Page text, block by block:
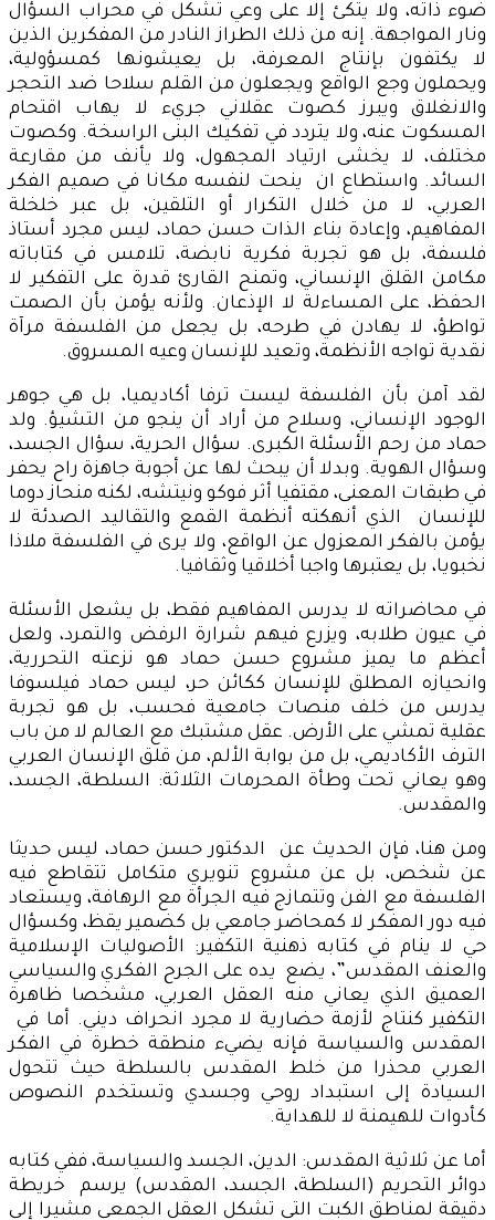
ضوء ذاته، ولا يتكئ إلا على وعي تشكل في محراب السؤال
ونار المواجهة. إنه من ذلك الطراز النادر من المفكرين الذين
لا يكتفون بإنتاج المعرفة، بل يعيشونها كمسؤولية،
ويحملون وجع الواقع ويجعلون من القلم سلاحا ضد التحجر
والانغلاق ويبرز كصوت عقلاني جريء لا يهاب اقتحام
المسكوت عنه، ولا يتردد في تفكيك البنى الراسخة. وكصوت
مختلف، لا يخشى ارتياد المجهول، ولا يأنف من مقارعة
السائد. واستطاع ان ينحت لنفسه مكانا في صميم الفكر
العربي، لا من خلال التكرار أو التلقين، بل عبر خلخلة
المفاهيم، وإعادة بناء الذات حسن حماد، ليس مجرد أستاذ
فلسفة، بل هو تجربة فكرية نابضة، تلامس في كتاباته
مكامن القلق الإنساني، وتمنح القارئ قدرة على التفكير لا
الحفظ، على المساءلة لا الإذعان. ولأنه يؤمن بأن الصمت
تواطؤ، لا يهادن في طرحه، بل يجعل من الفلسفة مرآة
نقدية تواجه الأنظمة، وتعيد للإنسان وعيه المسروق.
لقد آمن بأن الفلسفة ليست ترفا أكاديميا، بل هي جوهر
الوجود الإنساني، وسلاح من أراد أن ينجو من التشيؤ. ولد
حماد من رحم الأسئلة الكبرى. سؤال الحرية، سؤال الجسد،
وسؤال الهوية. وبدلا أن يبحث لها عن أجوبة جاهزة راح يحفر
في طبقات المعنى، مقتفيا أثر فوكو ونيتشه، لكنه منحاز دوما
للإنسان الذي أنهكته أنظمة القمع والتقاليد الصدئة لا
يؤمن بالفكر المعزول عن الواقع، ولا يرى في الفلسفة ملاذا
نخبويا، بل يعتبرها واجبا أخلاقيا وثقافيا.
في محاضراته لا يدرس المفاهيم فقط، بل يشعل الأسئلة
في عيون طلابه، ويزرع فيهم شرارة الرفض والتمرد، ولعل
أعظم ما يميز مشروع حسن حماد هو نزعته التحررية،
وانحيازه المطلق للإنسان ككائن حر، ليس حماد فيلسوفا
يدرس من خلف منصات جامعية فحسب، بل هو تجربة
عقلية تمشي على الأرض. عقل مشتبك مع العالم لا من باب
الترف الأكاديمي، بل من بوابة الألم، من قلق الإنسان العربي
وهو يعاني تحت وطأة المحرمات الثلاثة: السلطة، الجسد،
والمقدس.
ومن هنا، فإن الحديث عن الدكتور حسن حماد، ليس حديثا
عن شخص، بل عن مشروع تنويري متكامل تتقاطع فيه
الفلسفة مع الفن وتتمازج فيه الجرأة مع الرهافة، ويستعاد
فيه دور المفكر لا كمحاضر جامعي بل كضمير يقظ، وكسؤال
حي لا ينام في كتابه ذهنية التكفير: الأصوليات الإسلامية
والعنف المقدس”، يضع يده على الجرح الفكري والسياسي
العميق الذي يعاني منه العقل العربي، مشخصا ظاهرة
التكفير كنتاج لأزمة حضارية لا مجرد انحراف ديني. أما في
المقدس والسياسة فإنه يضيء منطقة خطرة في الفكر
العربي محذرا من خلط المقدس بالسلطة حيث تتحول
السيادة إلى استبداد روحي وجسدي وتستخدم النصوص
كأدوات للهيمنة لا للهداية.
أما عن ثلاثية المقدس: الدين، الجسد والسياسة، ففي كتابه
دوائر التحريم (السلطة، الجسد، المقدس) يرسم خريطة
دقيقة لمناطق الكبت التي تشكل العقل الجمعي مشيرا إلى